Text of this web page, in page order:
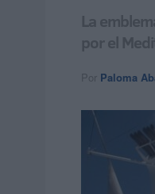
La
por el
Por Paloma